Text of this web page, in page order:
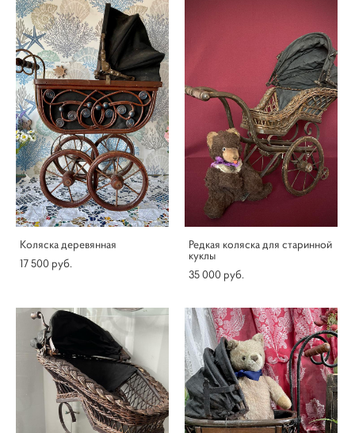
Коляска деревянная
17 500 pуб.
Редкая коляска для старинной
куклы
35 000 pуб.